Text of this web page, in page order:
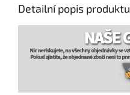
Detailní popis produktu